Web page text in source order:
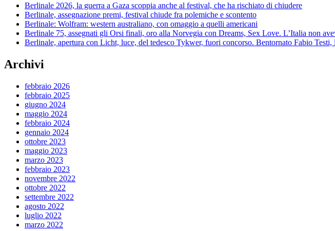
Berlinale 2026, la guerra a Gaza scoppia anche al festival, che ha rischiato di chiudere
Berlinale, assegnazione premi, festival chiude fra polemiche e scontento
Berlinale: Wolfram: western australiano, con omaggio a quelli americani
Berlinale 75, assegnati gli Orsi finali, oro alla Norvegia con Dreams, Sex Love. L’Italia non
Berlinale, apertura con Licht, luce, del tedesco Tykwer, fuori concorso. Bentornato Fabio
Archivi
febbraio 2026
febbraio 2025
giugno 2024
maggio 2024
febbraio 2024
gennaio 2024
ottobre 2023
maggio 2023
marzo 2023
febbraio 2023
novembre 2022
ottobre 2022
settembre 2022
agosto 2022
luglio 2022
marzo 2022